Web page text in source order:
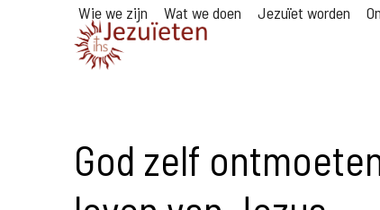
Wie we zijn Wat we doen Jezuïet worden
God zelf